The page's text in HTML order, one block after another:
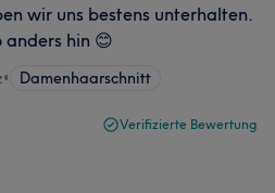
wir uns bestens unterhalten.
hin 😊
• Damenhaarschnitt
Verifizierte Bewertung